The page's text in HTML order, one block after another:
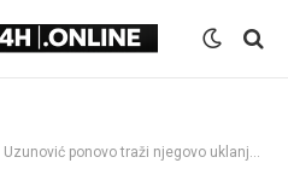
ponovo traži njegovo uklanjanje sa čela SNSD-a!